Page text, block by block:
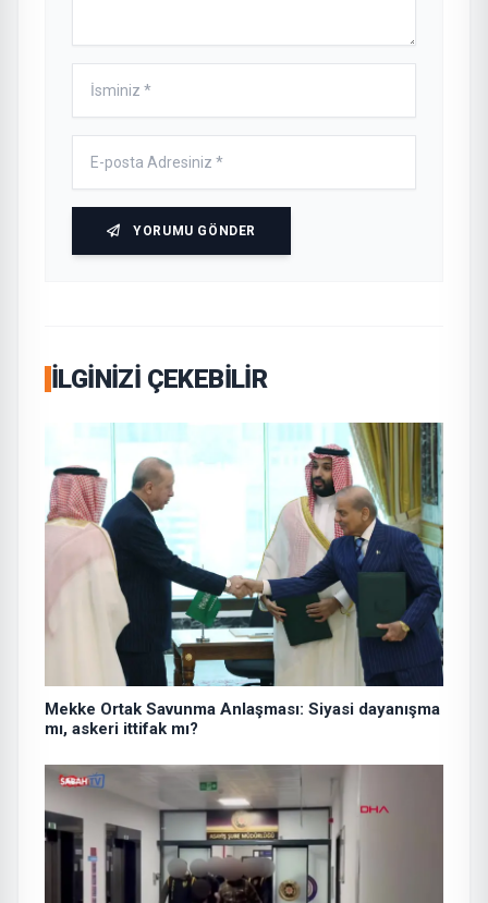
YORUMU GÖNDER
İLGINIZI ÇEKEBILIR
Mekke Ortak Savunma Anlaşması: Siyasi dayanışma
mı, askeri ittifak mı?